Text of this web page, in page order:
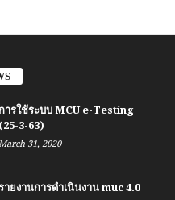
ารใช้ระบบ MCU e-Testing
(25-3-63)
31, 2020
ายงานการดำเนินงาน muc 4.0